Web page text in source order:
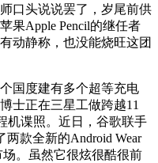
口头说说罢了，岁尾前供
果Apple Pencil的继任者
动静称，也没能烧旺这团
度建有多个超等充电
士正在三星工做跨越11
机谍照。近日，谷歌联手
款全新的Android Wear
。虽然它很炫很酷很前